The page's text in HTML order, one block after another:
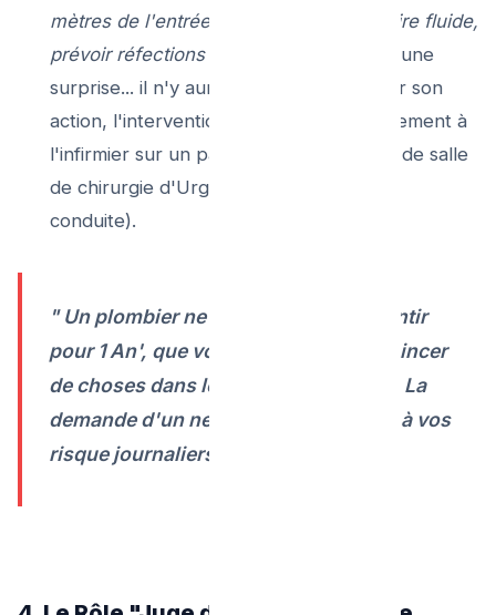
mètres de l'entrée ! Dépannage provisoire fluide,
prévoir réfections de dalles!"
: Alors aucune
surprise... il n'y aura Aucune garantie sur son
action, l'intervention avait posé un pansement à
l'infirmier sur un patient qui avait besoin de salle
de chirurgie d'Urgence (remplacement
conduite).
" Un plombier ne pourra jamais 'Garantir
pour 1 An', que vous n'allez jamais coincer
de choses dans les bondes de l'évier. La
demande d'un nettoyage complet est à vos
risque journaliers. "